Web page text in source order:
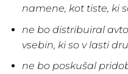
namene, kot tiste, ki
ne bo distribuiral
vsebin, ki so v lasti
ne bo poskušal